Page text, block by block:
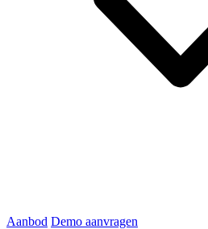
Aanbod Demo aanvragen